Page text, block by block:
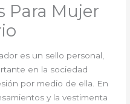
Para Mujer
es un sello personal,
en la sociedad
por medio de ella. En
y la vestimenta